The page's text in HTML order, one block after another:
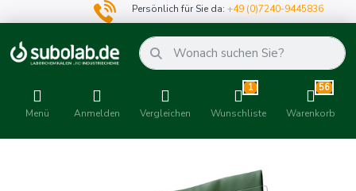
Persönlich für Sie da:+49 (0)7240-9445836
Menü Anmelden Vergleichen
1
Wunschliste
56
Warenkorb